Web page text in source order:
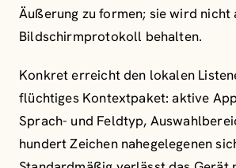
Äußerung zu formen; sie wird nicht
Bildschirmprotokoll behalten.
Konkret erreicht den lokalen
flüchtiges Kontextpaket: aktive
Sprach- und Feldtyp,
hundert Zeichen nahegelegenen